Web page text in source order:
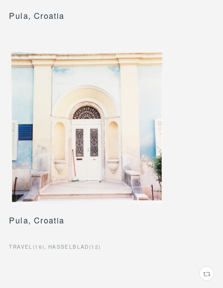
Pula, Croatia
Pula, Croatia
TRAVEL (16) HASSELBLAD (12)